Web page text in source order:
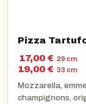
Pizza
17,00 € 29 cm
19,00 € 33 cm
Mozzarella,
champignons,